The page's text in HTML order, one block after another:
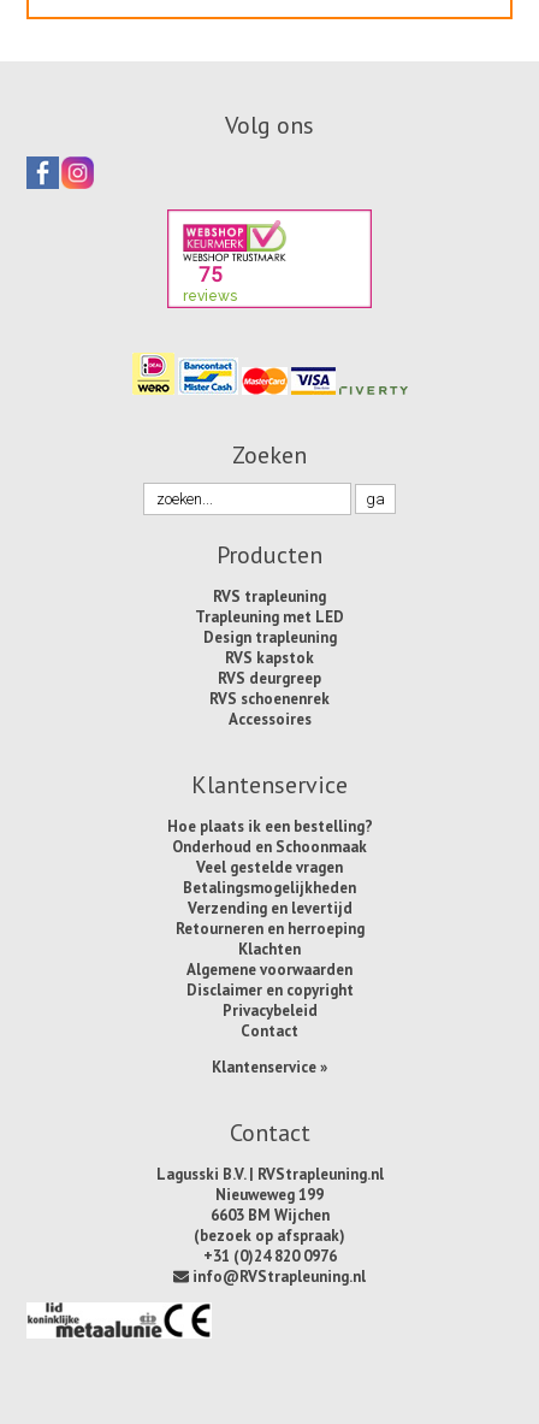
Volg ons
Zoeken
Producten
RVS trapleuning
Trapleuning met LED
Design trapleuning
RVS kapstok
RVS deurgreep
RVS schoenenrek
Accessoires
Klantenservice
Hoe plaats ik een bestelling?
Onderhoud en Schoonmaak
Veel gestelde vragen
Betalingsmogelijkheden
Verzending en levertijd
Retourneren en herroeping
Klachten
Algemene voorwaarden
Disclaimer en copyright
Privacybeleid
Contact
Klantenservice »
Contact
Lagusski B.V. | RVStrapleuning.nl
Nieuweweg 199
6603 BM Wijchen
(bezoek op afspraak)
+31 (0)24 820 0976
info@RVStrapleuning.nl